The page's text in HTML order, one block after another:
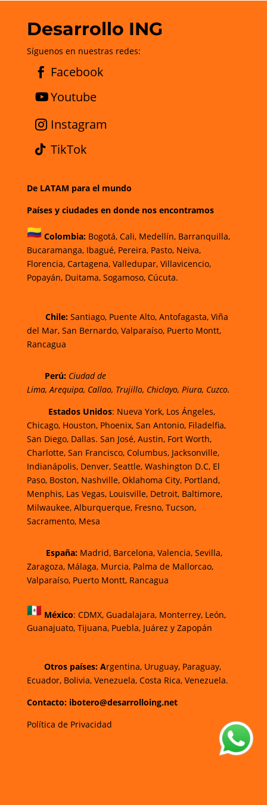
Desarrollo ING
Síguenos en nuestras redes:
Facebook
Youtube
Instagram
TikTok
De LATAM para el mundo
Países y ciudades en donde nos encontramos
Colombia: Bogotá,Cali, Medellín, Barranquilla,
Bucaramanga,Ibagué,Pereira,Pasto, Neiva,
Florencia, Cartagena, Valledupar, Villavicencio,
Popayán, Duitama, Sogamoso, Cúcuta.
Chile:Santiago, Puente Alto, Antofagasta, Viña
del Mar, San Bernardo, Valparaíso, Puerto Montt,
Rancagua
Perú: Ciudad de
Lima, Arequipa, Callao, Trujillo, Chiclayo, Piura, Cuzco.
Estados Unidos: Nueva York, Los Ángeles,
Chicago, Houston, Phoenix, San Antonio, Filadelfia,
San Diego, Dallas. San José, Austin, Fort Worth,
Charlotte, San Francisco, Columbus, Jacksonville,
Indianápolis, Denver, Seattle, Washington D.C, El
Paso, Boston, Nashville, Oklahoma City, Portland,
Menphis, Las Vegas, Louisville, Detroit, Baltimore,
Milwaukee, Alburquerque, Fresno, Tucson,
Sacramento, Mesa
España: Madrid, Barcelona, Valencia, Sevilla,
Zaragoza, Málaga, Murcia, Palma de Mallorcao,
Valparaíso, Puerto Montt, Rancagua
México: CDMX, Guadalajara, Monterrey, León,
Guanajuato, Tijuana, Puebla, Juárez y Zapopán
Otros países: Argentina, Uruguay, Paraguay,
Ecuador, Bolivia, Venezuela, Costa Rica, Venezuela.
Contacto: ibotero@desarrolloing.net
Política de Privacidad
w